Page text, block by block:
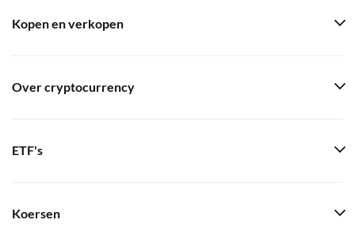
Kopen en verkopen
Over cryptocurrency
ETF's
Koersen